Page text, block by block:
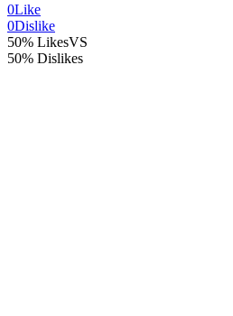
0Like
0Dislike
50% LikesVS
50% Dislikes